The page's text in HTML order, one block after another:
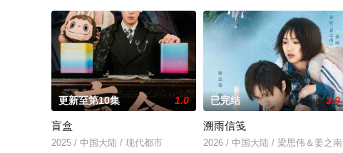
更新至第10集 1.0
盲盒
2025 / 中国大陆 / 现代都市
已完结 3.0
溯雨信笺
2026 / 中国大陆 / 梁思伟＆姜之南